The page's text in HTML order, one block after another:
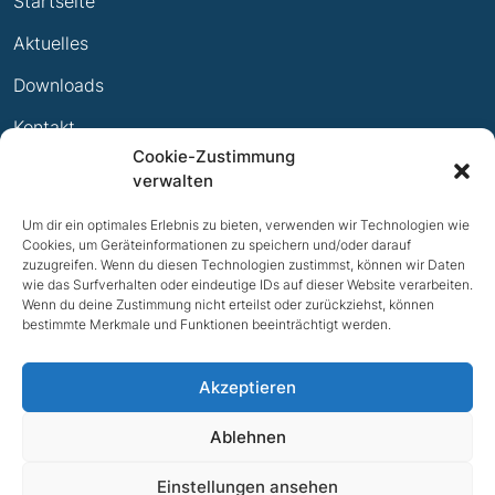
Cookie-Zustimmung
verwalten
Um dir ein optimales Erlebnis zu bieten, verwenden wir Technologien wie
Cookies, um Geräteinformationen zu speichern und/oder darauf
zuzugreifen. Wenn du diesen Technologien zustimmst, können wir Daten
wie das Surfverhalten oder eindeutige IDs auf dieser Website verarbeiten.
Wenn du deine Zustimmung nicht erteilst oder zurückziehst, können
bestimmte Merkmale und Funktionen beeinträchtigt werden.
Akzeptieren
Ablehnen
Einstellungen ansehen
Leistungsabzeichen
Termine
Ewige Erfolge
Mitglied werden
Aktuelles
Downloads
Kontakt